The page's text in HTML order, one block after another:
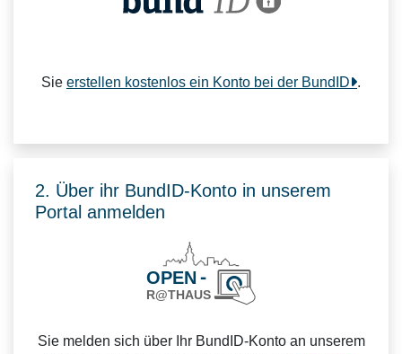
Sie erstellen kostenlos ein Konto bei der BundID .
2. Über ihr BundID-Konto in unserem
Portal anmelden
Sie melden sich über Ihr BundID-Konto an unserem